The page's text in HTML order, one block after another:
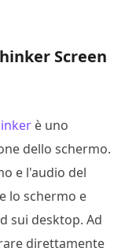
Screen
è uno
dello schermo.
e l'audio del
lo schermo e
sui desktop. Ad
direttamente